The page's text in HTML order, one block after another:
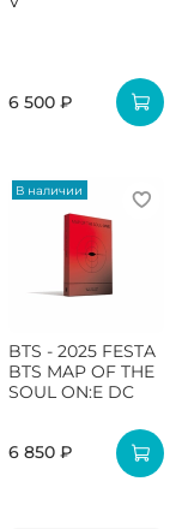
6 500 ₽
В наличии
BTS - 2025 FESTA
BTS MAP OF THE
SOUL ON:E DC
6 850 ₽